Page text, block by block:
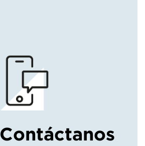
Contáctanos